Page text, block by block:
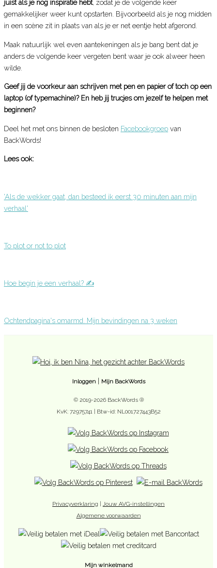
juist als je nog inspiratie hebt, zodat je de volgende keer
gemakkelijker weer kunt opstarten. Bijvoorbeeld als je nog midden
in een scène zit in plaats van als je er net eentje hebt afgerond.
Maak natuurlijk wel even aantekeningen als je bang bent dat je
anders de volgende keer vergeten bent waar je ook alweer heen
wilde.
Geef jij de voorkeur aan schrijven met pen en papier of toch op een
laptop (of typemachine)? En heb jij trucjes om jezelf te helpen met
beginnen?
Deel het met ons binnen de besloten Facebookgroep van
BackWords!
Lees ook:
'Als de wekker gaat, dan besteed ik eerst 30 minuten aan mijn
verhaal'
To plot or not to plot
Hoe begin je een verhaal? ✍️
Ochtendpagina's omarmd. Mijn bevindingen na 3 weken
Inloggen| Mijn BackWords
© 2019-2026 BackWords ®
KvK: 72975741 | Btw-id: NL001727443B52
Privacyverklaring | Jouw AVG-instellingen
Algemene voorwaarden
Mijn winkelmand